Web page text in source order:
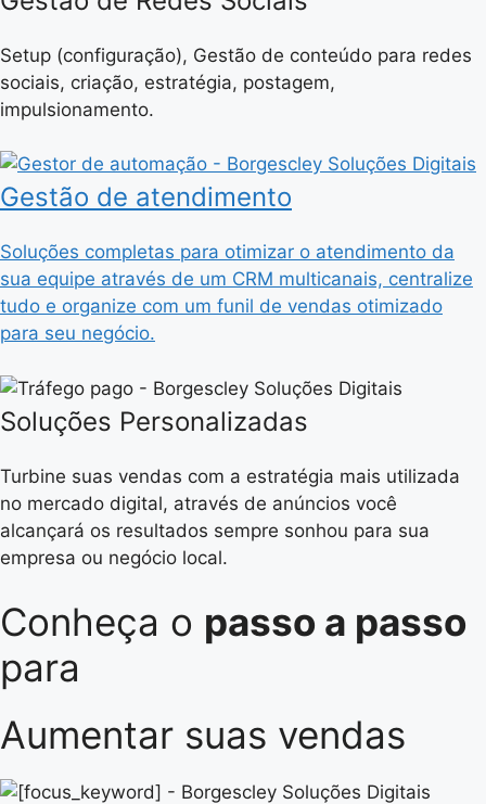
Setup (configuração), Gestão de conteúdo para redes
sociais, criação, estratégia, postagem,
impulsionamento.
Gestão de atendimento
Soluções completas para otimizar o atendimento da
sua equipe através de um CRM multicanais, centralize
tudo e organize com um funil de vendas otimizado
para seu negócio.
Soluções Personalizadas
Turbine suas vendas com a estratégia mais utilizada
no mercado digital, através de anúncios você
alcançará os resultados sempre sonhou para sua
empresa ou negócio local.
Conheça o passo a passo
para
Aumentar suas vendas